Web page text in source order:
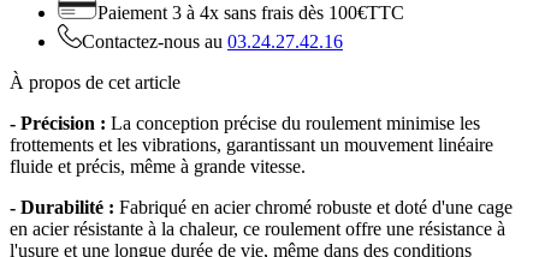
Paiement 3 à 4x sans frais dès 100€TTC
Contactez-nous au 03.24.27.42.16
À propos de cet article
- Précision : La conception précise du roulement minimise les
frottements et les vibrations, garantissant un mouvement linéaire
fluide et précis, même à grande vitesse.
- Durabilité : Fabriqué en acier chromé robuste et doté d'une cage
en acier résistante à la chaleur, ce roulement offre une résistance à
l'usure et une longue durée de vie, même dans des conditions